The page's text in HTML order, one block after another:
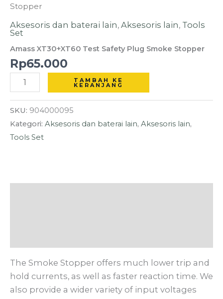
Stopper
Aksesoris dan baterai lain, Aksesoris lain, Tools
Set
Amass XT30+XT60 Test Safety Plug Smoke Stopper
Rp65.000
XT30+XT60
Test
Safety
Plug
Smoke
Stopper
TAMBAH KE
KERANJANG
SKU: 904000095
Kategori: Aksesoris dan baterai lain, Aksesoris lain,
Tools Set
The Smoke Stopper offers much lower trip and
hold currents, as well as faster reaction time. We
also provide a wider variety of input voltages